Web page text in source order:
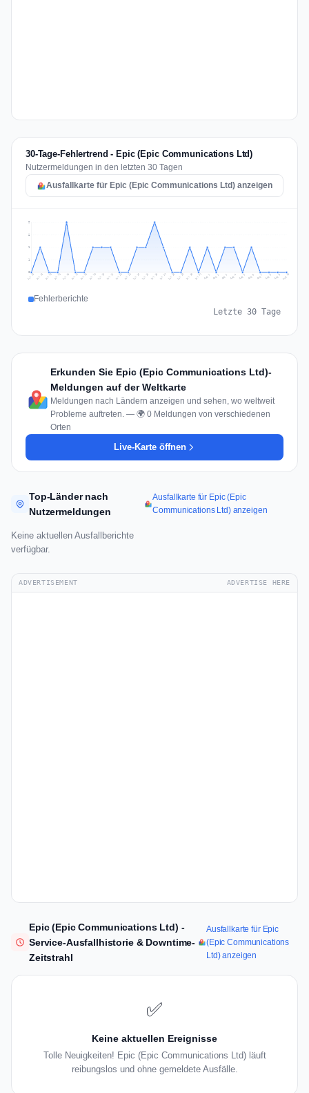
30-Tage-Fehlertrend - Epic (Epic Communications Ltd)
Nutzermeldungen in den letzten 30 Tagen
Ausfallkarte für Epic (Epic Communications Ltd) anzeigen
1
1
2
2
Jul 12 Jul 13 Jul 14 Jul 15 Jul 16 Jul 17 Jul 18 Jul 19 Jul 20 Jul 21 Jul 22 Jul 23 Jul 24 Jul 25 Jul 26 Jul 27 Jul 28 Jul 29 Jul 30 Jul 31 Aug 1 Aug 2 Aug 3 Aug 4 Aug 5 Aug 6 Aug 7 Aug 8 Aug 9 Aug 10
Fehlerberichte
Letzte 30 Tage
Erkunden Sie Epic (Epic Communications Ltd)-
Meldungen auf der Weltkarte
Meldungen nach Ländern anzeigen und sehen, wo weltweit
Probleme auftreten. — 🌍 0 Meldungen von verschiedenen
Orten
Live-Karte öffnen
Top-Länder nach
Nutzermeldungen
Ausfallkarte für Epic (Epic
Communications Ltd) anzeigen
Keine aktuellen Ausfallberichte
verfügbar.
ADVERTISEMENT ADVERTISE HERE
Epic (Epic Communications Ltd) -
Service-Ausfallhistorie & Downtime-
Zeitstrahl
Ausfallkarte für Epic
(Epic Communications
Ltd) anzeigen
✅
Keine aktuellen Ereignisse
Tolle Neuigkeiten! Epic (Epic Communications Ltd) läuft
reibungslos und ohne gemeldete Ausfälle.